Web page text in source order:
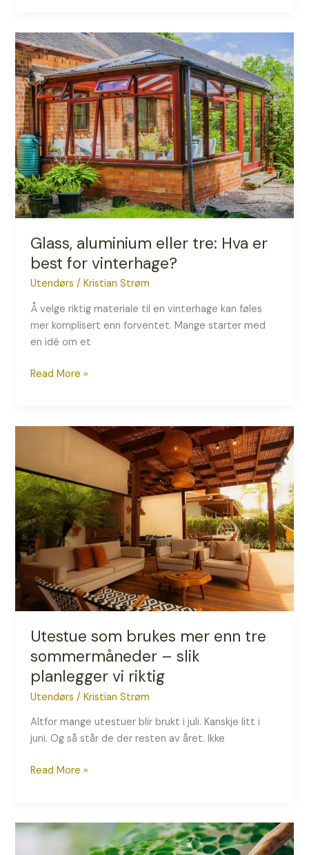
Glass, aluminium eller tre: Hva er
best for vinterhage?
Utendørs /Kristian Strøm
Å velge riktig materiale til en vinterhage kan føles
mer komplisert enn forventet. Mange starter med
en idé om et
Glass,
aluminium
eller
tre:
Hva
er
best
for
vinterhage?
Read More »
Utestue som brukes mer enn tre
sommermåneder – slik
planlegger vi riktig
Utendørs /Kristian Strøm
Altfor mange utestuer blir brukt i juli. Kanskje litt i
juni. Og så står de der resten av året. Ikke
mer
enn
tre
sommermåneder
–
slik
planlegger
vi
riktig
Read More »
Hvordan